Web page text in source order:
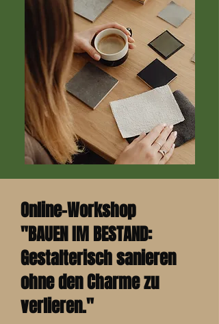
Online-Workshop
"BAUEN IM BESTAND:
Gestalterisch sanieren
ohne den Charme zu
verlieren."